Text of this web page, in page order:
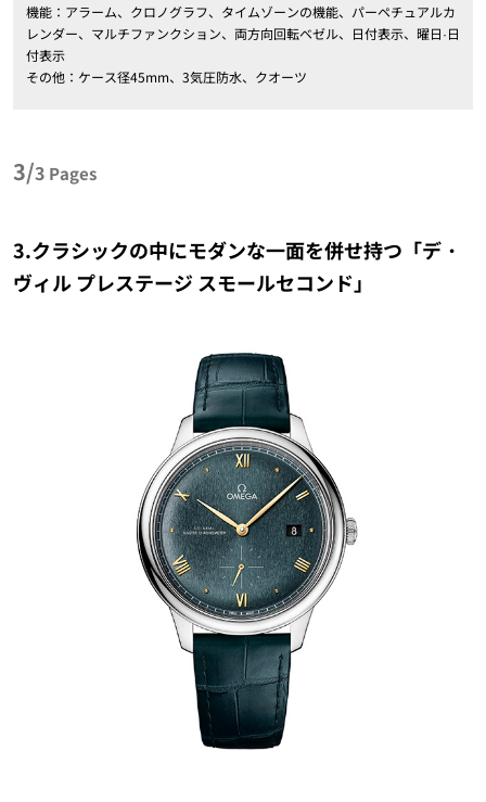
機能：アラーム、クロノグラフ、タイムゾーンの機能、パーペチュアルカ
レンダー、マルチファンクション、両方向回転ベゼル、日付表示、曜日·日
付表示
その他：ケース径45mm、3気圧防水、クオーツ
3/3 Pages
3.クラシックの中にモダンな一面を併せ持つ「デ・
ヴィル プレステージ スモールセコンド」